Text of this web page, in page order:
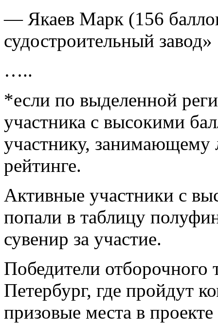
— Якаев Марк (156
судостроительный завод»
…..
*если по выделенной
участника с высокими
участнику,
рейтинге.
Активные участники с
попали в таблицу
сувенир за участие.
Победители отборочного
Петербург, где пройдут
призовые места в